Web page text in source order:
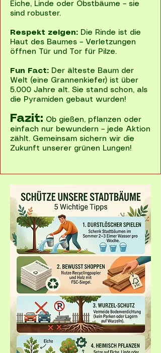
Eiche, Linde oder Obstbäume – sie
sind robuster.
Respekt zeigen: Die Rinde ist die
Haut des Baumes – Verletzungen
öffnen Tür und Tor für Pilze.
Fun Fact: Der älteste Baum der
Welt (eine Grannenkiefer) ist über
5.000 Jahre alt. Sie stand schon, als
die Pyramiden gebaut wurden!
Fazit: Ob gießen, pflanzen oder
einfach nur bewundern – jede Aktion
zählt. Gemeinsam sichern wir die
Zukunft unserer grünen Lungen!